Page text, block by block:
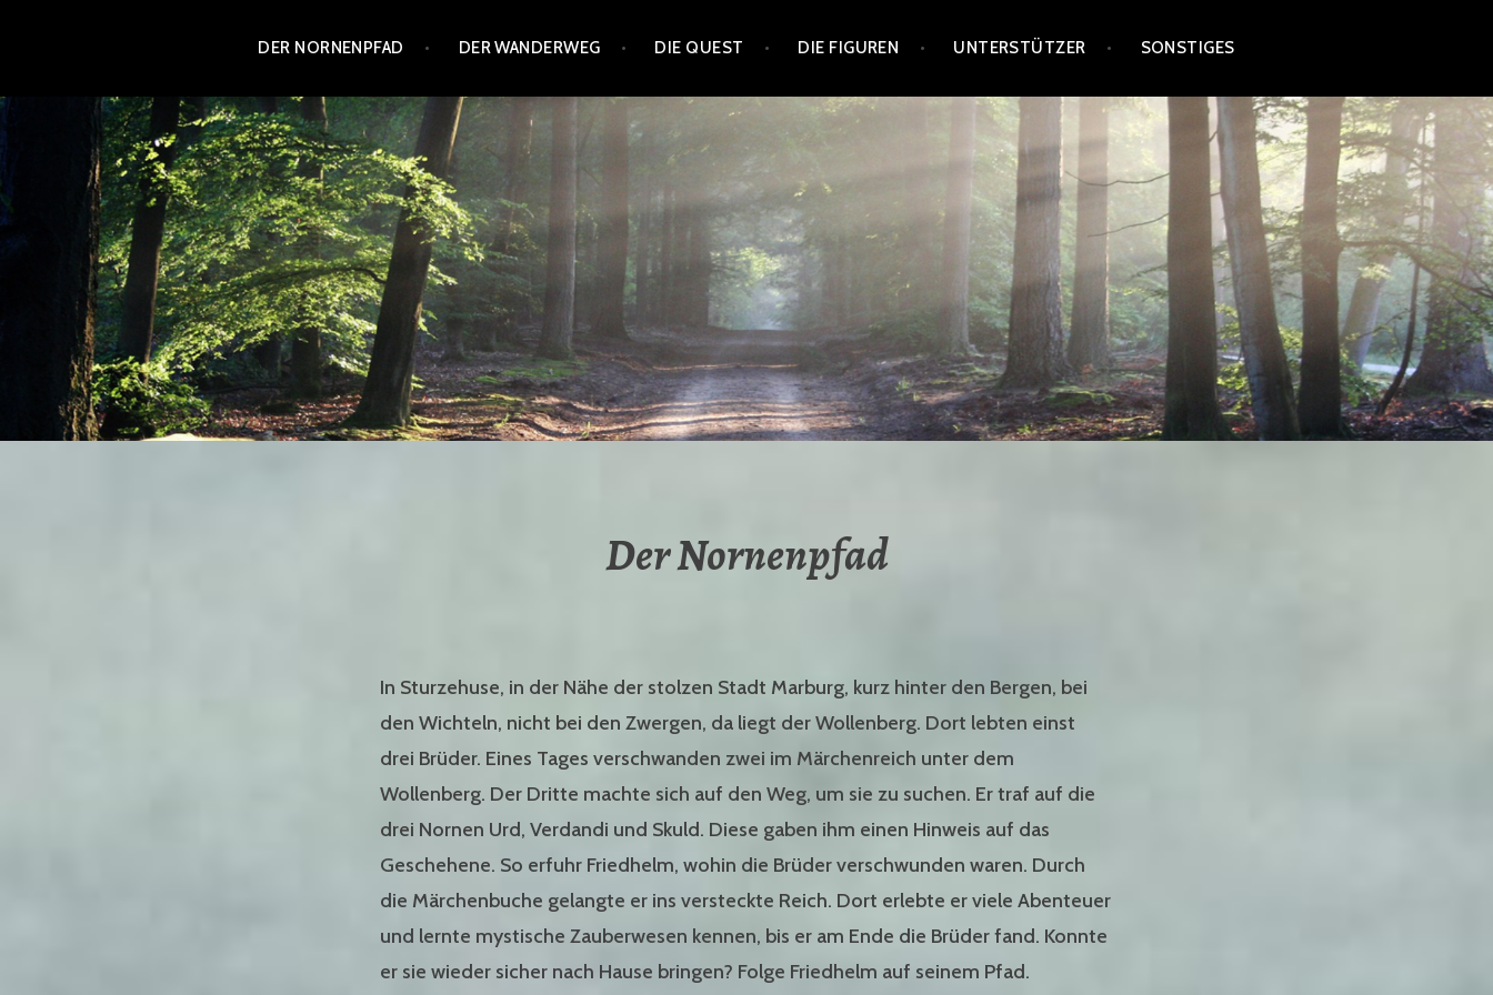
springen
DER NORNENPFAD DER WANDERWEG DIE QUEST DIE FIGUREN UNTERSTÜTZER SONSTIGES
DER NORNENPFAD
Der Nornenpfad
In Sturzehuse, in der Nähe der stolzen Stadt Marburg, kurz hinter den Bergen, bei
den Wichteln, nicht bei den Zwergen, da liegt der Wollenberg. Dort lebten einst
drei Brüder. Eines Tages verschwanden zwei im Märchenreich unter dem
Wollenberg. Der Dritte machte sich auf den Weg, um sie zu suchen. Er traf auf die
drei Nornen Urd, Verdandi und Skuld. Diese gaben ihm einen Hinweis auf das
Geschehene. So erfuhr Friedhelm, wohin die Brüder verschwunden waren. Durch
die Märchenbuche gelangte er ins versteckte Reich. Dort erlebte er viele Abenteuer
und lernte mystische Zauberwesen kennen, bis er am Ende die Brüder fand. Konnte
er sie wieder sicher nach Hause bringen? Folge Friedhelm auf seinem Pfad.